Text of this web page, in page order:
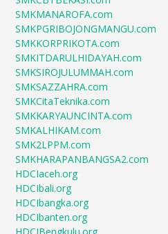
SMKMANAROFA.com
SMKPGRIBOJONGMANGU.com
SMKKORPRIKOTA.com
SMKITDARULHIDAYAH.com
SMKSIROJULUMMAH.com
SMKSAZZAHRA.com
SMKCitaTeknika.com
SMKKARYAUNCINTA.com
SMKALHIKAM.com
SMK2LPPM.com
SMKHARAPANBANGSA2.com
HDCIaceh.org
HDCIbali.org
HDCIbangka.org
HDCIbanten.org